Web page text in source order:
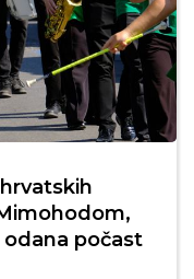
odana počast